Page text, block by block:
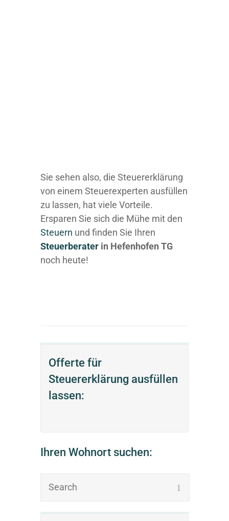
Offerte für
Steuererklärung ausfüllen
lassen:
Ihren Wohnort suchen:
Sie sehen also, die Steuererklärung
von einem Steuerexperten ausfüllen
zu lassen, hat viele Vorteile.
Ersparen Sie sich die Mühe mit den
Steuern und finden Sie Ihren
Steuerberater in Hefenhofen TG
noch heute!